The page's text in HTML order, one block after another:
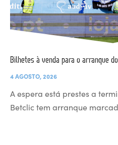
Bilhetes à venda para o arranque
4 AGOSTO, 2026
A espera está prestes a
Betclic tem arranque